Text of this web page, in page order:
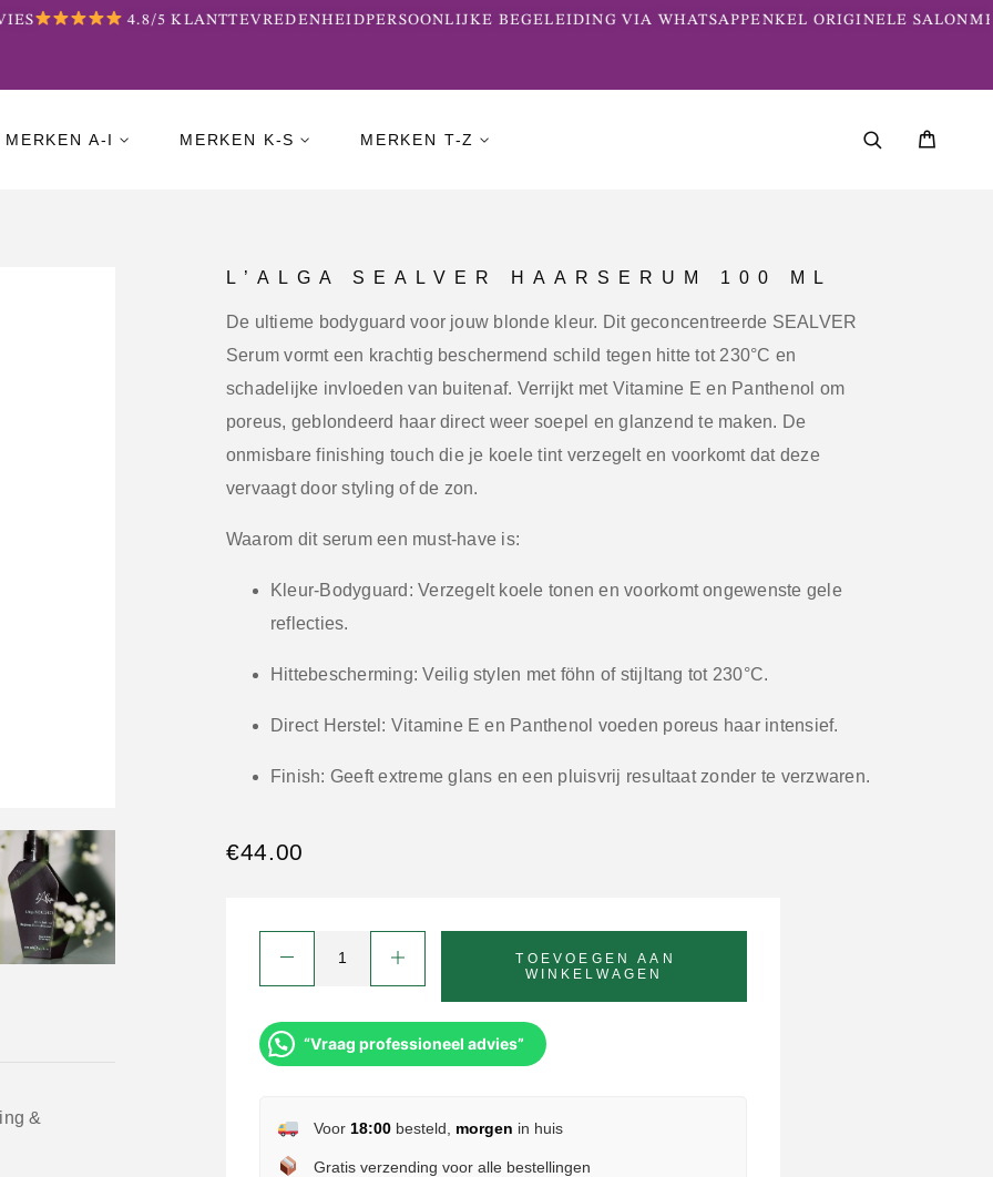
4.8/5 KLANTTEVREDENHEIDPERSOONLIJKE BEGELEIDING VIA WHATSAPPENKEL ORIGINELE
MERKEN A-I MERKEN K-S MERKEN T-Z
&
L’ALGA SEALVER HAARSERUM 100 ML
De ultieme bodyguard voor jouw blonde kleur. Dit geconcentreerde SEALVER
Serum vormt een krachtig beschermend schild tegen hitte tot 230°C en
schadelijke invloeden van buitenaf. Verrijkt met Vitamine E en Panthenol om
poreus, geblondeerd haar direct weer soepel en glanzend te maken. De
onmisbare finishing touch die je koele tint verzegelt en voorkomt dat deze
vervaagt door styling of de zon.
Waarom dit serum een must-have is:
Kleur-Bodyguard: Verzegelt koele tonen en voorkomt ongewenste gele
reflecties.
Hittebescherming: Veilig stylen met föhn of stijltang tot 230°C.
Direct Herstel: Vitamine E en Panthenol voeden poreus haar intensief.
Finish: Geeft extreme glans en een pluisvrij resultaat zonder te verzwaren.
€44.00
TOEVOEGEN AAN
WINKELWAGEN
“Vraag professioneel advies”
Voor 18:00besteld, morgen in huis
Gratis verzending voor alle bestellingen